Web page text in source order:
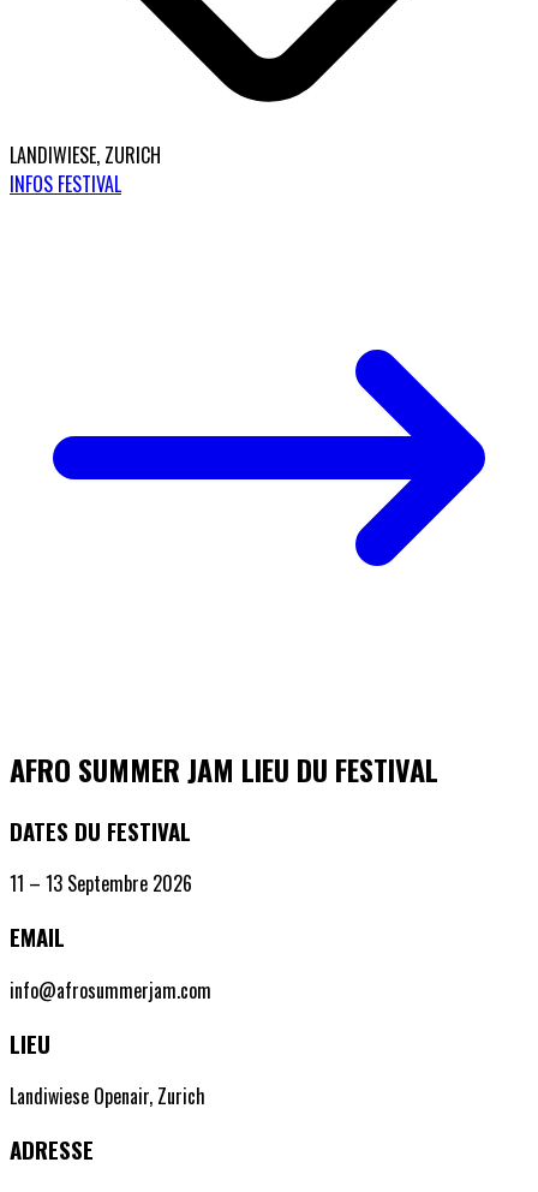
LANDIWIESE, ZURICH
INFOS FESTIVAL
AFRO SUMMER JAM LIEU DU FESTIVAL
DATES DU FESTIVAL
11 – 13 Septembre 2026
EMAIL
info@afrosummerjam.com
LIEU
Landiwiese Openair, Zurich
ADRESSE